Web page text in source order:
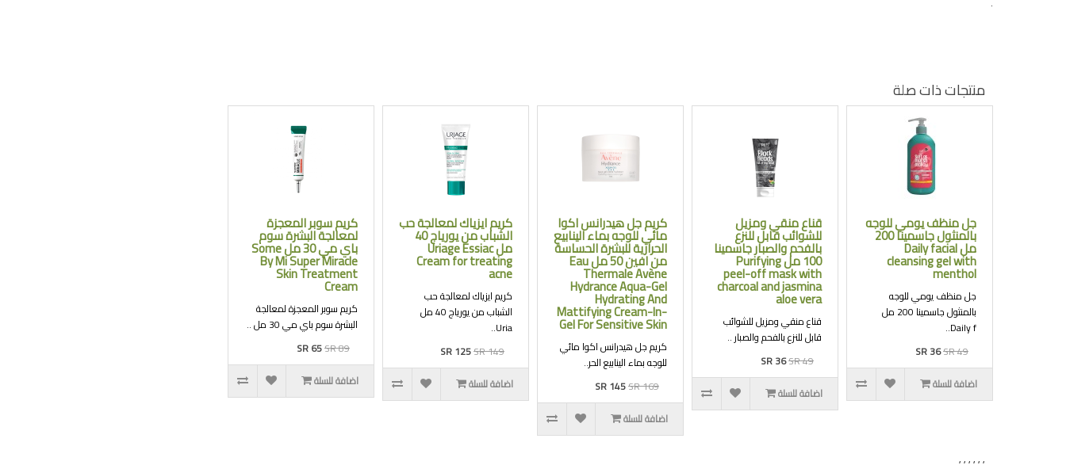
منتجات ذات صلة
جل منظف يومي للوجه
بالمنثول جاسمينا 200
مل Daily facial
cleansing gel with
menthol
جل منظف يومي للوجه
بالمنثول جاسمينا 200 مل
Daily f..
SR 36SR 49
اضافة للسلة
قناع منقي ومزيل
للشوائب قابل للنزع
بالفحم والصبار جاسمينا
100 مل Purifying
peel-off mask with
charcoal and jasmina
aloe vera
قناع منقي ومزيل للشوائب
قابل للنزع بالفحم والصبار ..
SR 36SR 49
اضافة للسلة
كريم جل هيدرانس اكوا
مائي للوجه بماء الينابيع
الحرارية للبشرة الحساسة
من افين 50 مل Eau
Thermale Avène
Hydrance Aqua-Gel
Hydrating And
Mattifying Cream-In-
Gel For Sensitive Skin
كريم جل هيدرانس اكوا مائي
للوجه بماء الينابيع الحر..
SR 145SR 169
اضافة للسلة
كريم ايزياك لمعالجة حب
الشباب من يورياج 40
مل Uriage Essiac
Cream for treating
acne
كريم ايزياك لمعالجة حب
الشباب من يورياج 40 مل
Uria..
SR 125SR 149
اضافة للسلة
كريم سوبر المعجزة
لمعالجة البشرة سوم
باي مي 30 مل Some
By Mi Super Miracle
Skin Treatment
Cream
كريم سوبر المعجزة لمعالجة
البشرة سوم باي مي 30 مل ..
SR 65SR 89
اضافة للسلة
,
,
,
,
,
,